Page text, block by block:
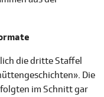
die dritte Staffel
Die
im Schnitt gar